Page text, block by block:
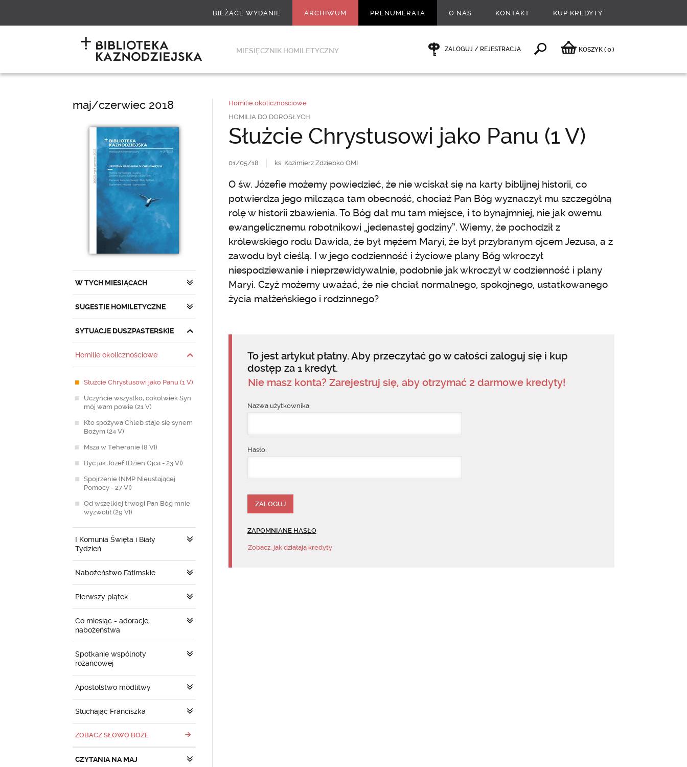
BIEŻĄCE WYDANIE ARCHIWUM PRENUMERATA O NAS KONTAKT KUP KREDYTY
MIESIĘCZNIK HOMILETYCZNY ZALOGUJ / REJESTRACJA KOSZYK ( 0)
maj/czerwiec 2018
W TYCH MIESIĄCACH
SUGESTIE HOMILETYCZNE
SYTUACJE DUSZPASTERSKIE
Homilie okolicznościowe
Służcie Chrystusowi jako Panu (1 V)
Uczyńcie wszystko, cokolwiek Syn
mój wam powie (21 V)
Kto spożywa Chleb staje się synem
Bożym (24 V)
Msza w Teheranie (8 VI)
Być jak Józef (Dzień Ojca - 23 VI)
Spojrzenie (NMP Nieustającej
Pomocy - 27 VI)
Od wszelkiej trwogi Pan Bóg mnie
wyzwolił (29 VI)
I Komunia Święta i Biały
Tydzień
Nabożeństwo Fatimskie
Pierwszy piątek
Co miesiąc - adoracje,
nabożeństwa
Spotkanie wspólnoty
różańcowej
Apostolstwo modlitwy
Słuchając Franciszka
ZOBACZ SŁOWO BOŻE
CZYTANIA NA MAJ
Homilie okolicznościowe
HOMILIA DO DOROSŁYCH
Służcie Chrystusowi jako Panu (1 V)
01/05/18 ks. Kazimierz Zdziebko OMI
O św. Józefie możemy powiedzieć, że nie wciskał się na karty biblijnej historii, co
potwierdza jego milcząca tam obecność, chociaż Pan Bóg wyznaczył mu szczególną
rolę w historii zbawienia. To Bóg dał mu tam miejsce, i to bynajmniej, nie jak owemu
ewangelicznemu robotnikowi „jedenastej godziny”. Wiemy, że pochodził z
królewskiego rodu Dawida, że był mężem Maryi, że był przybranym ojcem Jezusa, a z
zawodu był cieślą. I w jego codzienność i życiowe plany Bóg wkroczył
niespodziewanie i nieprzewidywalnie, podobnie jak wkroczył w codzienność i plany
Maryi. Czyż możemy uważać, że nie chciał normalnego, spokojnego, ustatkowanego
życia małżeńskiego i rodzinnego?
To jest artykuł płatny. Aby przeczytać go w całości zaloguj się i kup
dostęp za 1 kredyt.
Nie masz konta? Zarejestruj się, aby otrzymać 2 darmowe kredyty!
Nazwa użytkownika:
Hasło:
ZAPOMNIANE HASŁO
Zobacz, jak działają kredyty